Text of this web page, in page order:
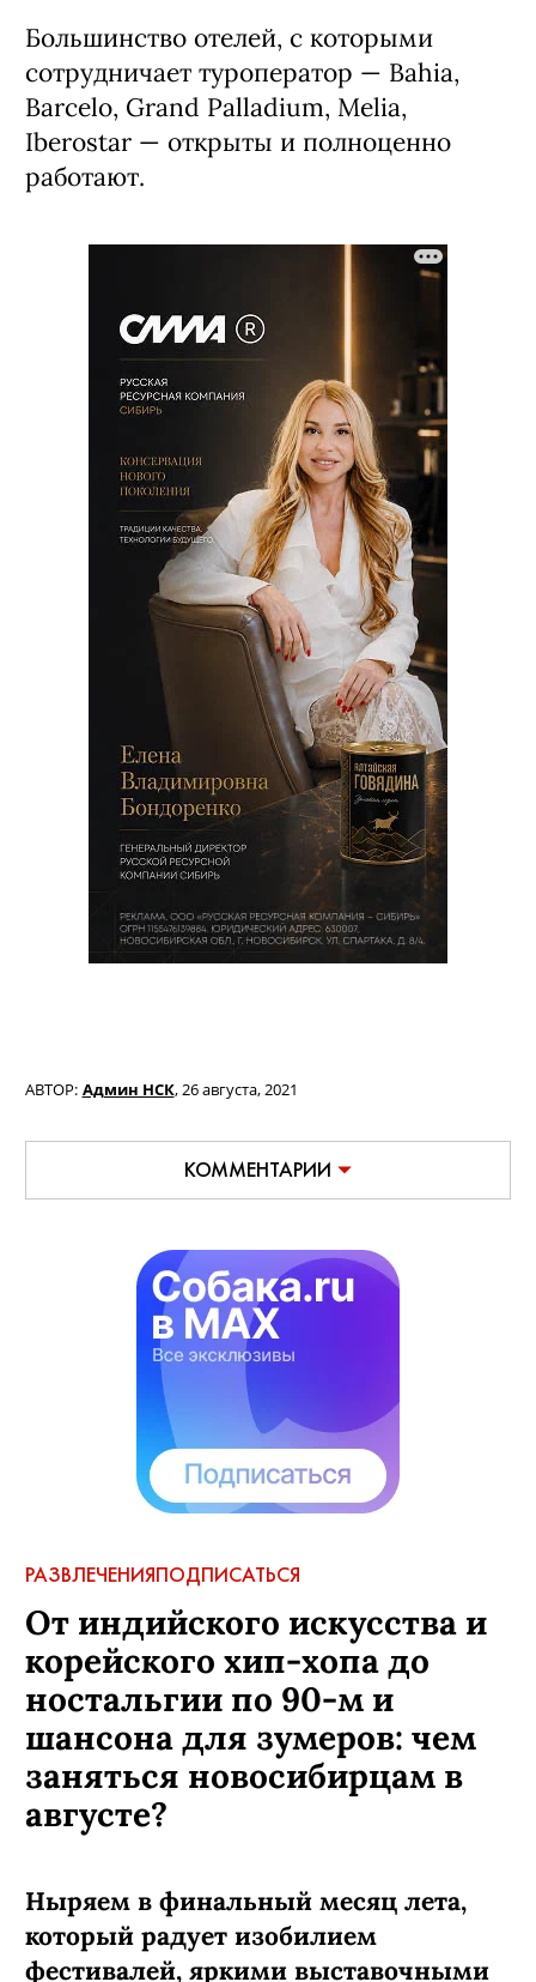
Большинство отелей, с которыми
сотрудничает туроператор — Bahia,
Barcelo, Grand Palladium, Melia,
Iberostar — открыты и полноценно
работают.
АВТОР: Админ НСК,26 августа, 2021
КОММЕНТАРИИ
РАЗВЛЕЧЕНИЯПОДПИСАТЬСЯ
От индийского искусства и
корейского хип-хопа до
ностальгии по 90-м и
шансона для зумеров: чем
заняться новосибирцам в
августе?
Ныряем в финальный месяц лета,
который радует изобилием
фестивалей, яркими выставочными